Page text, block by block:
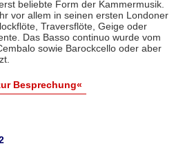
beliebte Form der Kammermusik.
vor allem in seinen ersten Londoner
Traversflöte, Geige oder
Das Basso continuo wurde vom
sowie Barockcello oder aber
Besprechung«